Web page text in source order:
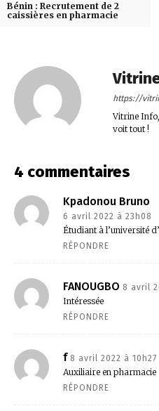
Bénin : Recrutement de 2
caissières en pharmacie
https://
Vitrine
voit tout !
4 commentaires
Kpadonou Bruno
6 avril 2022 à 23h08
Étudiant à l’université
RÉPONDRE
FANOUGBO 8 avril
Intéressée
RÉPONDRE
f 8 avril 2022 à 10h27
Auxiliaire en pharmacie
RÉPONDRE